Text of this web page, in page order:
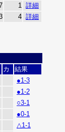
1 詳細
4 詳細
カ
結果
●1-3
●1-2
○3-1
●0-1
△1-1